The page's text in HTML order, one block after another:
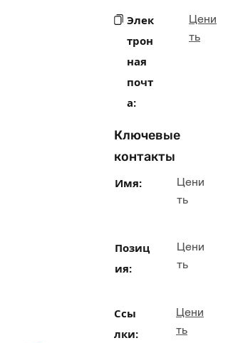
Элек
трон
ная
почт
а:
Цени
ть
Ключевые
контакты
Имя:
Цени
ть
Позиц
ия:
Цени
ть
Ссы
лки:
Цени
ть